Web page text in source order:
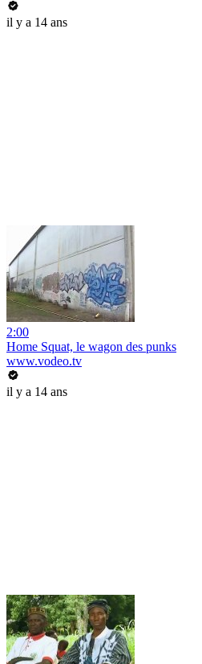
il y a 14 ans
2:00
Home Squat, le wagon des punks
www.vodeo.tv
il y a 14 ans